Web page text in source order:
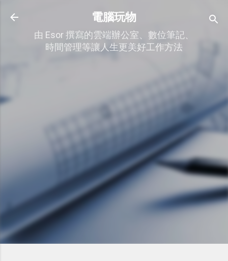
跳到主要內容
電腦玩物
由 Esor 撰寫的雲端辦公室、數位筆記、
時間管理等讓人生更美好工作方法